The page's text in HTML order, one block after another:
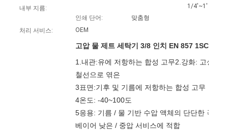
내부 지름:
1/4'~1'
인쇄 단어:
맞춤형
처리 서비스:
OEM
고압 물 제트 세탁기 3/8 인치 EN 857 1SC 고무
1.내관:유에 저항하는 합성 고무2.강화: 고상력
철선으로 엮은
3표면:기후 및 기름에 저항하는 합성 고무
4온도: -40~100도
5응용: 기름 / 물 기반 수압 액체의 단단한 곡선
베이어 낮은 / 중압 서비스에 적합